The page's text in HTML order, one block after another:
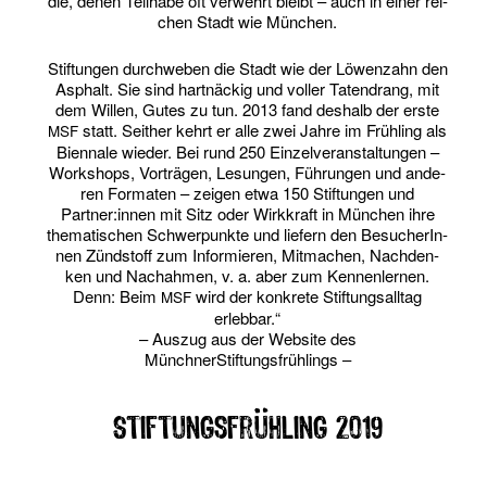
chen Stadt wie München.
Stif­tun­gen durch­we­ben die Stadt wie der Löwen­zahn den
Asphalt. Sie sind hart­nä­ckig und vol­ler Taten­drang, mit
dem Wil­len, Gutes zu tun. 2013 fand des­halb der ers­te
MSF statt. Seit­her kehrt er alle zwei Jah­re im Früh­ling als
Bien­na­le wie­der. Bei rund 250 Ein­zel­ver­an­stal­tun­gen –
Work­shops, Vor­trä­gen, Lesun­gen, Füh­run­gen und ande­
ren For­ma­ten – zei­gen etwa 150 Stif­tun­gen und
Partner:innen mit Sitz oder Wirk­kraft in Mün­chen ihre
the­ma­ti­schen Schwer­punk­te und lie­fern den Besu­che­rIn­
nen Zünd­stoff zum Infor­mie­ren, Mit­ma­chen, Nach­den­
ken und Nach­ah­men, v. a. aber zum Kennenlernen.
Denn: Beim MSF wird der kon­kre­te Stif­tungs­all­tag
erlebbar.“
– Aus­zug aus der Web­site des
MünchnerStiftungsfrühlings –
Stiftungsfrühling 2019